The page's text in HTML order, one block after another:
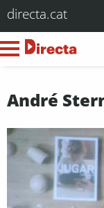
directa.cat
André